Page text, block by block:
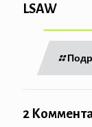
LSAW
2